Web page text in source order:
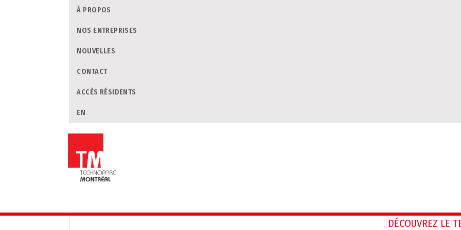
À PROPOS
NOS ENTREPRISES
NOUVELLES
CONTACT
ACCÈS RÉSIDENTS
EN
DÉCOUVREZ LE